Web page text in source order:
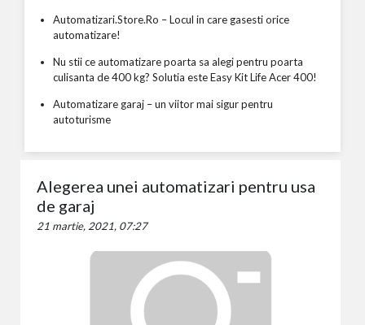
Automatizari.Store.Ro – Locul in care gasesti orice
automatizare!
Nu stii ce automatizare poarta sa alegi pentru poarta
culisanta de 400 kg? Solutia este Easy Kit Life Acer 400!
Automatizare garaj – un viitor mai sigur pentru
autoturisme
Alegerea unei automatizari pentru usa
de garaj
21 martie, 2021, 07:27